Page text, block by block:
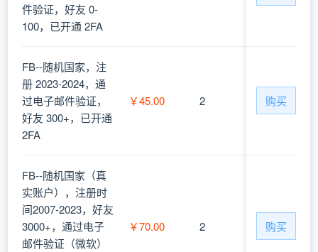
件验证，好友 0-
100，已开通 2FA
FB--随机国家，注
册 2023-2024，通
过电子邮件验证，
好友 300+，已开通
2FA
￥45.00 2 购买
FB--随机国家（真
实账户），注册时
间2007-2023，好友
3000+，通过电子
邮件验证（微软）
￥70.00 2 购买